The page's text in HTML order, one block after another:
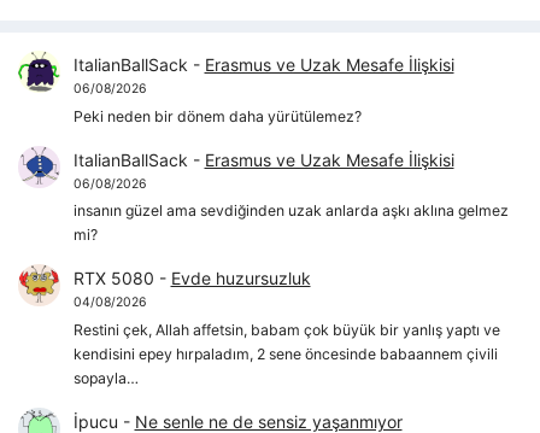
ItalianBallSack - Erasmus ve Uzak Mesafe İlişkisi
06/08/2026
Peki neden bir dönem daha yürütülemez?
ItalianBallSack - Erasmus ve Uzak Mesafe İlişkisi
06/08/2026
insanın güzel ama sevdiğinden uzak anlarda aşkı aklına gelmez
mi?
RTX 5080 - Evde huzursuzluk
04/08/2026
Restini çek, Allah affetsin, babam çok büyük bir yanlış yaptı ve
kendisini epey hırpaladım, 2 sene öncesinde babaannem çivili
sopayla…
İpucu - Ne senle ne de sensiz yaşanmıyor